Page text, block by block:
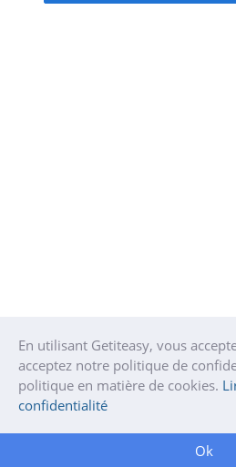
En utilisant Getiteasy, vous
acceptez notre politique de
politique en matière de cookies.
confidentialité
Ok